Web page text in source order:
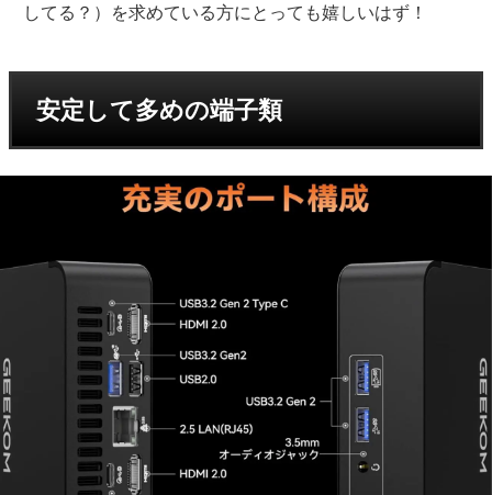
してる？）を求めている方にとっても嬉しいはず！
安定して多めの端子類